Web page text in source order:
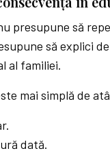
presupune să
să explici
al familiei.
mai simplă de
dată.